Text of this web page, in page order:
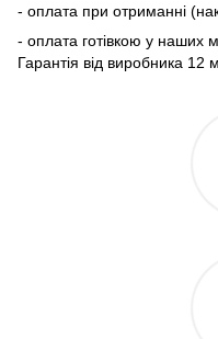
- оплата при отриманні
- оплата готівкою у наших
Гарантія від виробника 12